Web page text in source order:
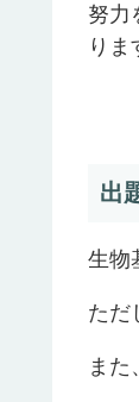
努力
りま
出
生物
ただ
ま